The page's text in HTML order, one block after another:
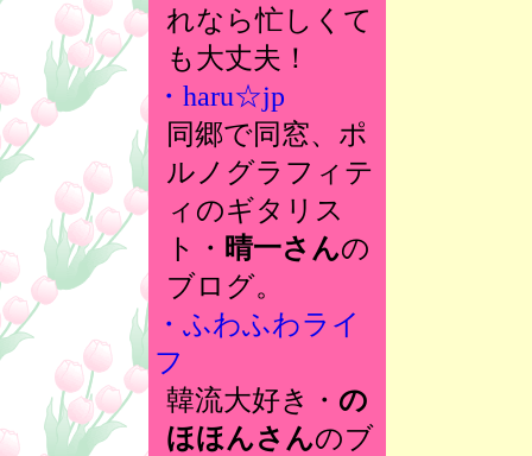
れなら忙しくて
も大丈夫！
・haru☆jp
同郷で同窓、ポ
ルノグラフィテ
ィのギタリス
ト・ 晴一さんの
ブログ。
・ふわふわライ
フ
韓流大好き・ の
ほほんさんのブ